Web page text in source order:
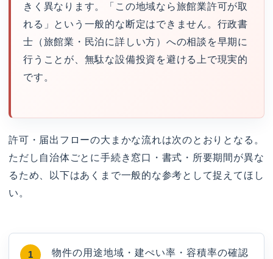
きく異なります。「この地域なら旅館業許可が取
れる」という一般的な断定はできません。行政書
士（旅館業・民泊に詳しい方）への相談を早期に
行うことが、無駄な設備投資を避ける上で現実的
です。
許可・届出フローの大まかな流れは次のとおりとなる。
ただし自治体ごとに手続き窓口・書式・所要期間が異な
るため、以下はあくまで一般的な参考として捉えてほし
い。
物件の用途地域・建ぺい率・容積率の確認